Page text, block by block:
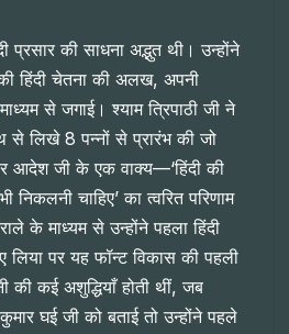
प्रसार की साधना अद्भुत थी। उन्होंने
हिंदी चेतना की अलख, अपनी
से जगाई। श्याम त्रिपाठी जी ने
से लिखे 8 पन्नों से प्रारंभ की जो
आदेश जी के एक वाक्य—‘हिंदी की
चाहिए’ का त्वरित परिणाम
के माध्यम से उन्होंने पहला हिंदी
लिया पर यह फॉन्ट विकास की पहली
की कई अशुद्धियाँ होती थीं, जब
घई जी को बताई तो उन्होंने पहले